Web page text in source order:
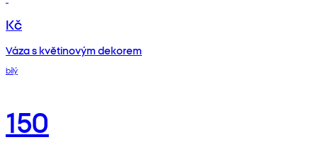
Kč
Váza s květinovým dekorem
bílý
150